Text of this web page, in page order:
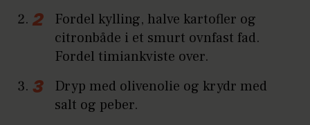
Fordel kylling, halve kartofler og
citronbåde i et smurt ovnfast fad.
Fordel timiankviste over.
Dryp med olivenolie og krydr med
salt og peber.